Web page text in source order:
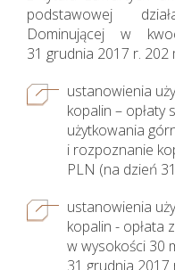
Działania
zagadnień
społecznych
podstawowej
Dominującej w
31 grudnia 2017 r. 202
ustanowienia
kopalin – opłaty
użytkowania
i rozpoznanie
PLN (na dzień
ustanowienia
kopalin - opłata
w wysokości 30
31 grudnia 2017